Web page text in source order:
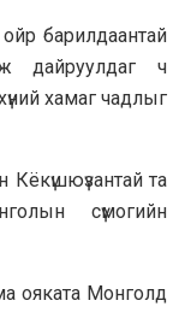
барилдаантай
дайруулдаг ч
хамаг чадлыг
Кёкүшюүзантай та
сүмогийн
ояката Монголд